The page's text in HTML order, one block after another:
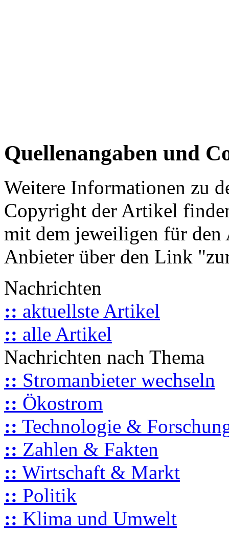
Quellenangaben und
Weitere Informationen zu
Copyright der Artikel
mit dem jeweiligen für
Anbieter über den Link
Nachrichten
:: aktuellste Artikel
:: alle Artikel
Nachrichten nach Thema
:: Stromanbieter wechseln
:: Ökostrom
:: Technologie &
:: Zahlen & Fakten
:: Wirtschaft & Markt
:: Politik
:: Klima und Umwelt